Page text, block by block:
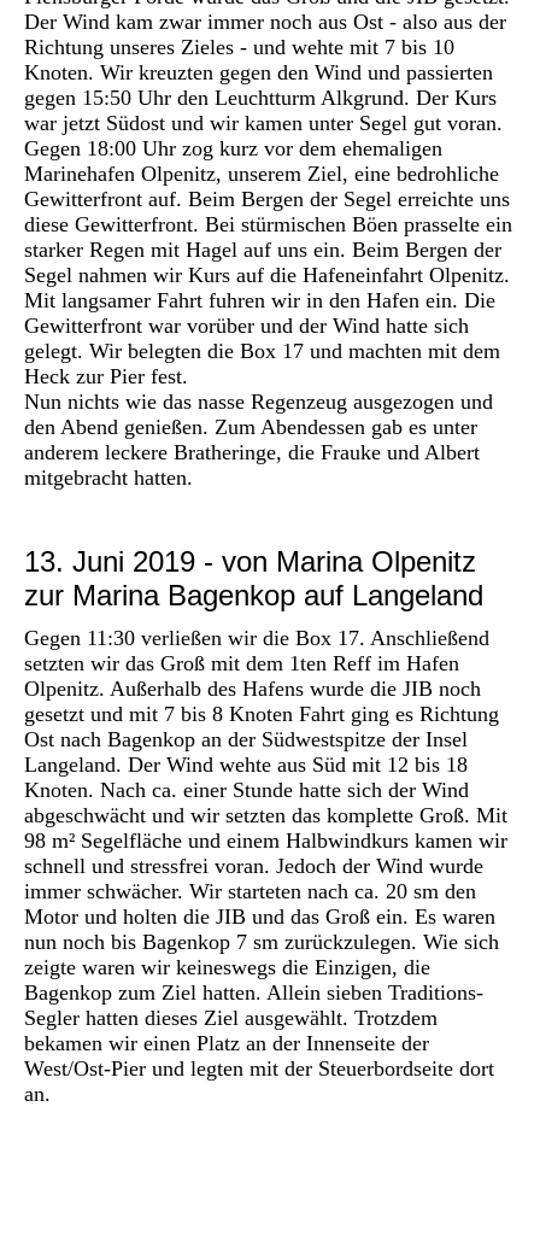
Der Wind kam zwar immer noch aus Ost - also aus der
Richtung unseres Zieles - und wehte mit 7 bis 10
Knoten. Wir kreuzten gegen den Wind und passierten
gegen 15:50 Uhr den Leuchtturm Alkgrund. Der Kurs
war jetzt Südost und wir kamen unter Segel gut voran.
Gegen 18:00 Uhr zog kurz vor dem ehemaligen
Marinehafen Olpenitz, unserem Ziel, eine bedrohliche
Gewitterfront auf. Beim Bergen der Segel erreichte uns
diese Gewitterfront. Bei stürmischen Böen prasselte ein
starker Regen mit Hagel auf uns ein. Beim Bergen der
Segel nahmen wir Kurs auf die Hafeneinfahrt Olpenitz.
Mit langsamer Fahrt fuhren wir in den Hafen ein. Die
Gewitterfront war vorüber und der Wind hatte sich
gelegt. Wir belegten die Box 17 und machten mit dem
Heck zur Pier fest.
Nun nichts wie das nasse Regenzeug ausgezogen und
den Abend genießen. Zum Abendessen gab es unter
anderem leckere Bratheringe, die Frauke und Albert
mitgebracht hatten.
13. Juni 2019 - von Marina Olpenitz
zur Marina Bagenkop auf Langeland
Gegen 11:30 verließen wir die Box 17. Anschließend
setzten wir das Groß mit dem 1ten Reff im Hafen
Olpenitz. Außerhalb des Hafens wurde die JIB noch
gesetzt und mit 7 bis 8 Knoten Fahrt ging es Richtung
Ost nach Bagenkop an der Südwestspitze der Insel
Langeland. Der Wind wehte aus Süd mit 12 bis 18
Knoten. Nach ca. einer Stunde hatte sich der Wind
abgeschwächt und wir setzten das komplette Groß. Mit
98 m² Segelfläche und einem Halbwindkurs kamen wir
schnell und stressfrei voran. Jedoch der Wind wurde
immer schwächer. Wir starteten nach ca. 20 sm den
Motor und holten die JIB und das Groß ein. Es waren
nun noch bis Bagenkop 7 sm zurückzulegen. Wie sich
zeigte waren wir keineswegs die Einzigen, die
Bagenkop zum Ziel hatten. Allein sieben Traditions-
Segler hatten dieses Ziel ausgewählt. Trotzdem
bekamen wir einen Platz an der Innenseite der
West/Ost-Pier und legten mit der Steuerbordseite dort
an.